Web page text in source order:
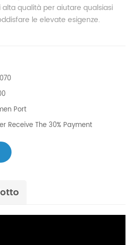
qualità per aiutare qualsiasi
le elevate esigenze.
Port
Receive The 30% Payment